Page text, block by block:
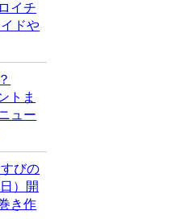
イチ
ドや
トま
ュー
びの
）開
き作